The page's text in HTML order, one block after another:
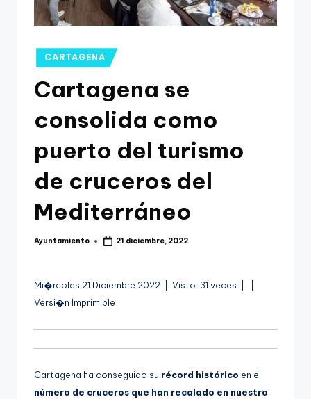
Publicado
en
CARTAGENA
Cartagena se
consolida como
puerto del turismo
de cruceros del
Mediterráneo
Publicado
Ayuntamiento 21 diciembre, 2022
Mi�rcoles 21 Diciembre 2022 | Visto: 31 veces |
Versi�n Imprimible
Cartagena ha conseguido su récord histórico en el
número de cruceros que han recalado en nuestro